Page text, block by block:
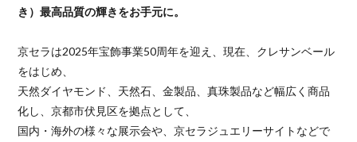
き）最高品質の輝きをお手元に。
京セラは2025年宝飾事業50周年を迎え、現在、クレサンベール
をはじめ、
天然ダイヤモンド、天然石、金製品、真珠製品など幅広く商品
化し、京都市伏見区を拠点として、
国内・海外の様々な展示会や、京セラジュエリーサイトなどで